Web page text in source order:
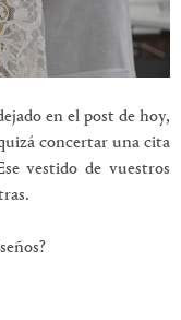
en el post de hoy,
concertar una cita
vestido de vuestros